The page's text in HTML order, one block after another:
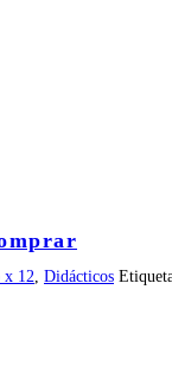
x 12, Didácticos